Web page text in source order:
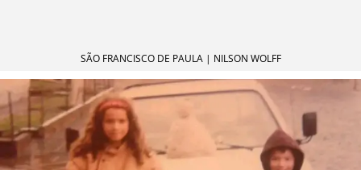
SÃO FRANCISCO DE PAULA | NILSON WOLFF